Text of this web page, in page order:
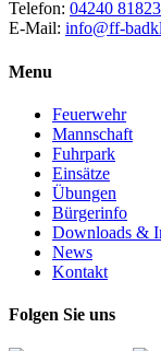
Telefon: 04240
E-Mail: info@ff-
Menu
Feuerwehr
Mannschaft
Fuhrpark
Einsätze
Übungen
Bürgerinfo
Downloads &
News
Kontakt
Folgen Sie uns